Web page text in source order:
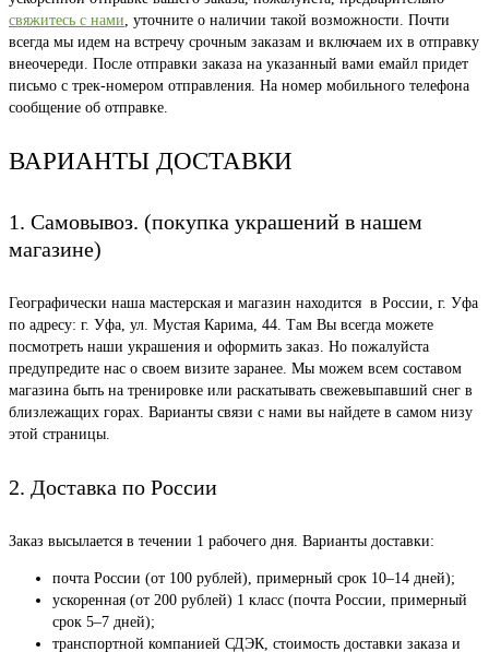
свяжитесь с нами, уточните о наличии такой возможности. Почти
всегда мы идем на встречу срочным заказам и включаем их в отправку
внеочереди. После отправки заказа на указанный вами емайл придет
письмо с трек-номером отправления. На номер мобильного телефона
сообщение об отправке.
ВАРИАНТЫ ДОСТАВКИ
1. Самовывоз. (покупка украшений в нашем
магазине)
Географически наша мастерская и магазин находится в России, г. Уфа
по адресу: г. Уфа, ул. Мустая Карима, 44. Там Вы всегда можете
посмотреть наши украшения и оформить заказ. Но пожалуйста
предупредите нас о своем визите заранее. Мы можем всем составом
магазина быть на тренировке или раскатывать свежевыпавший снег в
близлежащих горах. Варианты связи с нами вы найдете в самом низу
этой страницы.
2. Доставка по России
Заказ высылается в течении 1 рабочего дня. Варианты доставки:
почта России (от 100 рублей), примерный срок 10–14 дней);
ускоренная (от 200 рублей) 1 класс (почта России, примерный
срок 5–7 дней);
транспортной компанией СДЭК, стоимость доставки заказа и